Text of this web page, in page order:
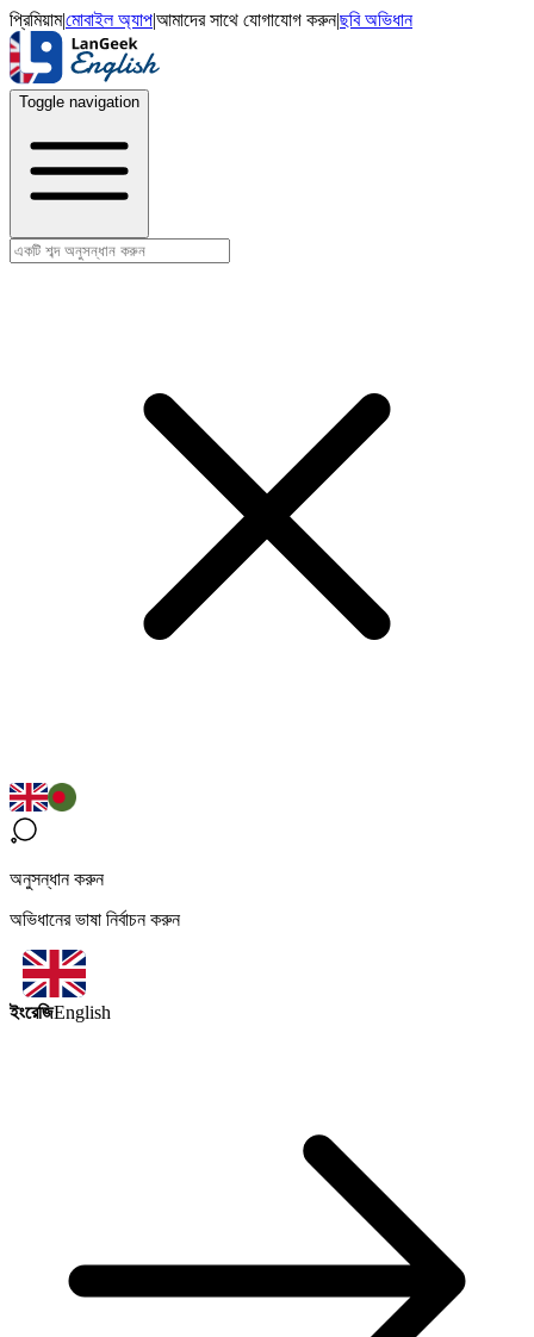
প্রিমিয়াম|মোবাইল অ্যাপ|আমাদের সাথে যোগাযোগ করুন|ছবি অভিধান
Toggle navigation
অনুসন্ধান করুন
অভিধানের ভাষা নির্বাচন করুন
ইংরেজিEnglish